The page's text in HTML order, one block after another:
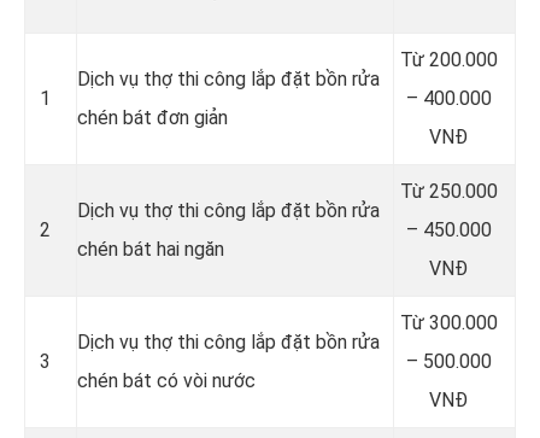
1
Dịch vụ thợ thi công lắp đặt bồn rửa
chén bát đơn giản
Từ 200.000
– 400.000
VNĐ
2
Dịch vụ thợ thi công lắp đặt bồn rửa
chén bát hai ngăn
Từ 250.000
– 450.000
VNĐ
3
Dịch vụ thợ thi công lắp đặt bồn rửa
chén bát có vòi nước
Từ 300.000
– 500.000
VNĐ